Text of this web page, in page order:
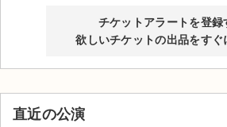
ご利用ガイド
手数料・お支払い方法
AIに質問する
チケットアラートを登録
欲しいチケットの出品をすぐ
直近の公演